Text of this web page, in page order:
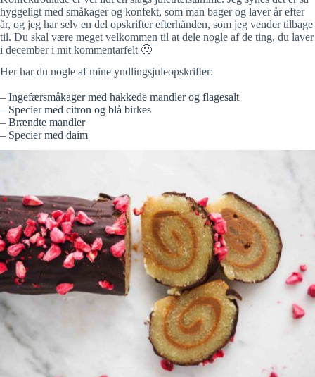
hyggeligt med småkager og konfekt, som man bager og laver år efter
år, og jeg har selv en del opskrifter efterhånden, som jeg vender tilbage
til. Du skal være meget velkommen til at dele nogle af de ting, du laver
i december i mit kommentarfelt 🙂
Her har du nogle af mine yndlingsjuleopskrifter:
– Ingefærsmåkager med hakkede mandler og flagesalt
– Specier med citron og blå birkes
– Brændte mandler
– Specier med daim